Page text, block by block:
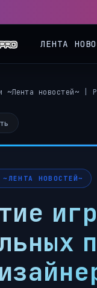
~Лента новостей~
НОВОСТЕЙ~